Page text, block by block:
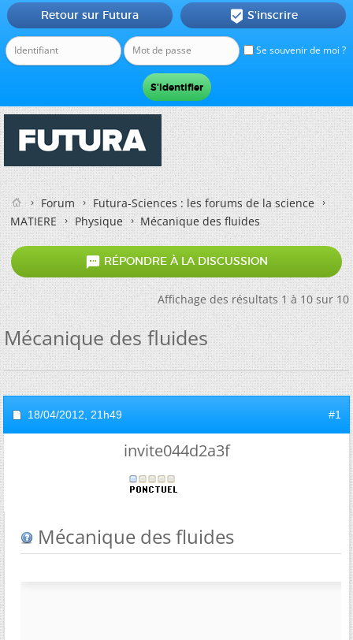
Se souvenir de moi ?
Retour sur Futura  S'inscrire
Forum
Futura-Sciences : les forums de la science
MATIERE
Physique Mécanique des fluides
 RÉPONDRE À LA DISCUSSION
Affichage des résultats 1 à 10 sur 10
Mécanique des fluides
18/04/2012, 21h49 #1
invite044d2a3f
Mécanique des fluides